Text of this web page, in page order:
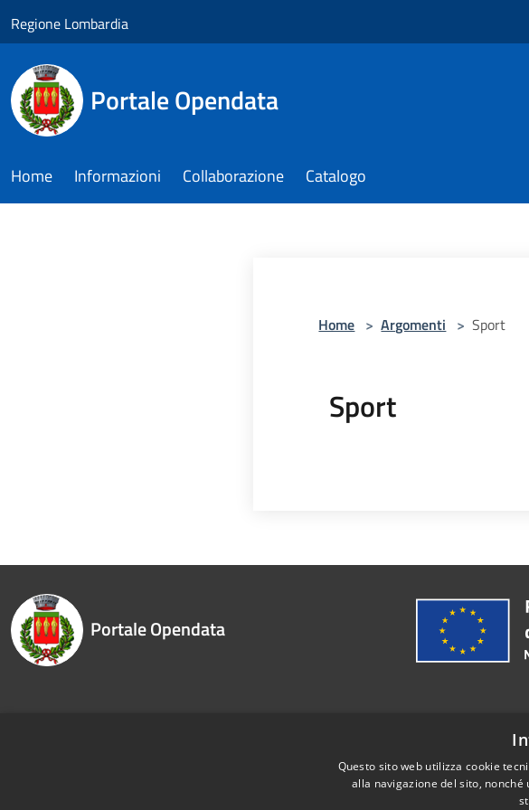
Regione Lombardia
Portale Opendata
Home Informazioni Collaborazione Catalogo
Home > Argomenti > Sport
Sport
Portale Opendata
Telefono:030
Questo sito web utilizza cookie
alla navigazione del sito,